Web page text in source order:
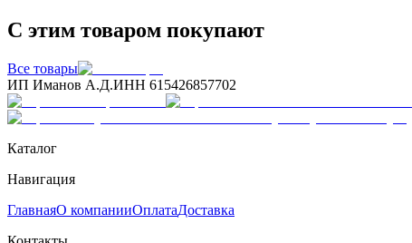
С этим товаром покупают
Все товары
ИП Иманов А.Д.ИНН 615426857702
Каталог
Навигация
ГлавнаяО компанииОплатаДоставка